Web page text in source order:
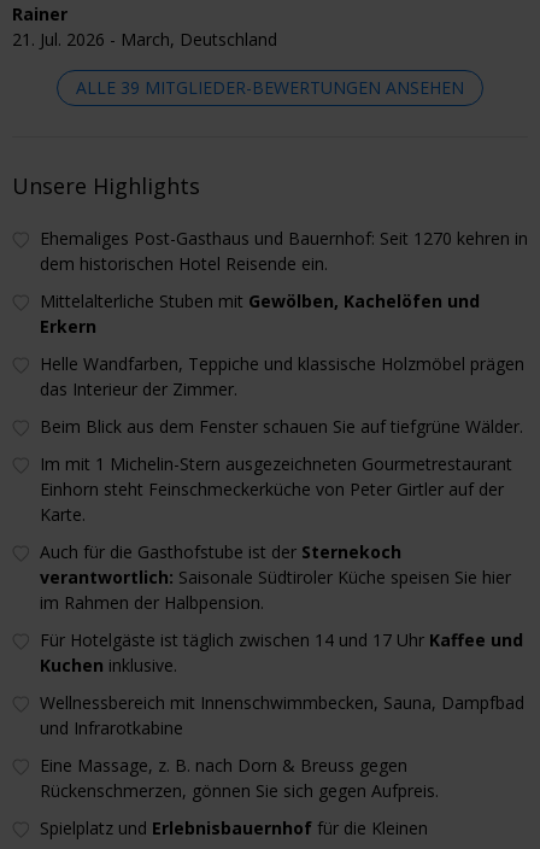
Rainer
21. Jul. 2026 - March, Deutschland
ALLE 39 MITGLIEDER-BEWERTUNGEN ANSEHEN
Unsere Highlights
Ehemaliges Post-Gasthaus und Bauernhof: Seit 1270 kehren in
dem historischen Hotel Reisende ein.
Mittelalterliche Stuben mit Gewölben, Kachelöfen und
Erkern
Helle Wandfarben, Teppiche und klassische Holzmöbel prägen
das Interieur der Zimmer.
Beim Blick aus dem Fenster schauen Sie auf tiefgrüne Wälder.
Im mit 1 Michelin-Stern ausgezeichneten Gourmetrestaurant
Einhorn steht Feinschmeckerküche von Peter Girtler auf der
Karte.
Auch für die Gasthofstube ist der Sternekoch
verantwortlich: Saisonale Südtiroler Küche speisen Sie hier
im Rahmen der Halbpension.
Für Hotelgäste ist täglich zwischen 14 und 17 Uhr Kaffee und
Kuchen inklusive.
Wellnessbereich mit Innenschwimmbecken, Sauna, Dampfbad
und Infrarotkabine
Eine Massage, z. B. nach Dorn & Breuss gegen
Rückenschmerzen, gönnen Sie sich gegen Aufpreis.
Spielplatz und Erlebnisbauernhof für die Kleinen